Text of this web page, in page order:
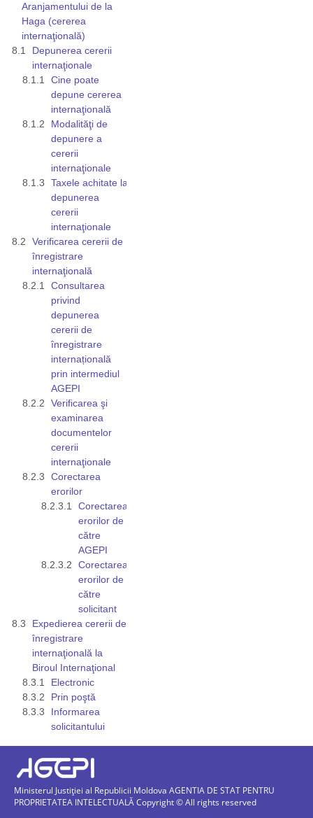
Aranjamentului de la
Haga (cererea
internaţională)
Depunerea cererii
internaţionale
Cine poate
depune cererea
internaţională
Modalităţi de
depunere a
cererii
internaţionale
Taxele achitate la
depunerea
cererii
internaţionale
Verificarea cererii de
înregistrare
internaţională
Consultarea
privind
depunerea
cererii de
înregistrare
internațională
prin intermediul
AGEPI
Verificarea şi
examinarea
documentelor
cererii
internaţionale
Corectarea
erorilor
Corectarea
erorilor de
către
AGEPI
Corectarea
erorilor de
către
solicitant
Expedierea cererii de
înregistrare
internaţională la
Biroul Internaţional
Electronic
Prin poştă
Informarea
solicitantului
Ministerul Justiției al Republicii Moldova AGENTIA DE STAT PENTRU
PROPRIETATEA INTELECTUALĂ Copyright © All rights reserved